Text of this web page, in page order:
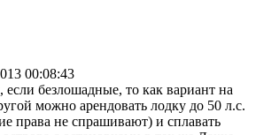
00:08:43
если безлошадные, то как вариант на
можно арендовать лодку до 50 л.с.
права не спрашивают) и сплавать